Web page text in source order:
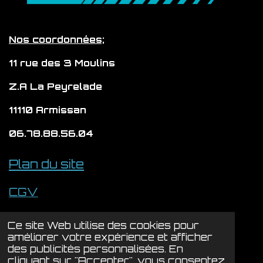
Ce site Web utilise des cookies pour
améliorer votre expérience et afficher
des publicités personnalisées. En
cliquant sur "Accepter", vous consentez
r
m
o
e
p
Nos coordonnées;
11 rue des 3 Moulins
Z.A La Peyrelade
11110 Armissan
06.78.88.56.04
Plan du site
CGV
Politique de confidentialité
© 2024 - 2026 LYSION
Propulsé parWebador